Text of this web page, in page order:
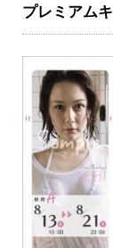
プレミアム